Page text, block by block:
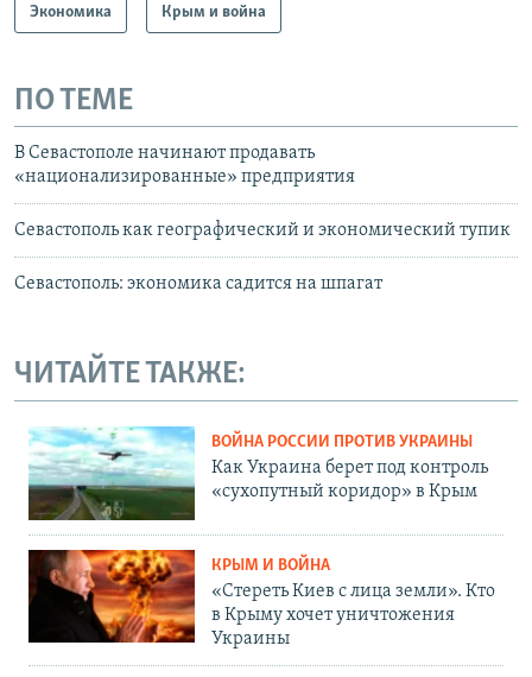
Экономика Крым и война
ПО ТЕМЕ
В Севастополе начинают продавать
«национализированные» предприятия
Севастополь как географический и экономический тупик
Севастополь: экономика садится на шпагат
ЧИТАЙТЕ ТАКЖЕ:
ВОЙНА РОССИИ ПРОТИВ УКРАИНЫ
Как Украина берет под контроль
«сухопутный коридор» в Крым
КРЫМ И ВОЙНА
«Стереть Киев с лица земли». Кто
в Крыму хочет уничтожения
Украины